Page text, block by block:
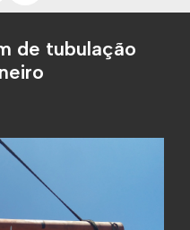
industrial no rio janeiro
de tubulação